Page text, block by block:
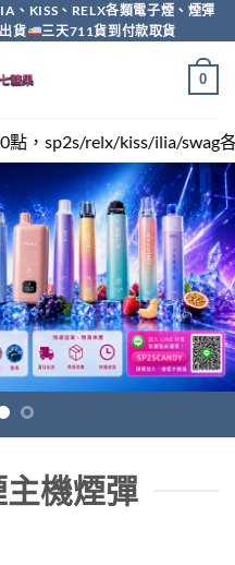
、KISS、RELX各類電子煙、煙彈
出貨 三天711貨到付款取貨
0
各類電子煙煙彈買越多
機煙彈